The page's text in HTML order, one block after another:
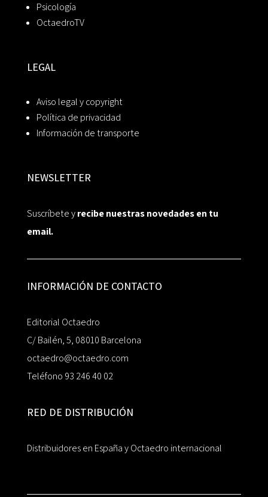
Psicología
OctaedroTV
LEGAL
Aviso legal y copyright
Política de privacidad
Información de transporte
NEWSLETTER
Suscríbete yrecibe nuestras novedades en tu
email.
INFORMACIÓN DE CONTACTO
Editorial Octaedro
C/ Bailén, 5, 08010 Barcelona
octaedro@octaedro.com
Teléfono 93 246 40 02
RED DE DISTRIBUCIÓN
Distribuidores en España y Octaedro internacional